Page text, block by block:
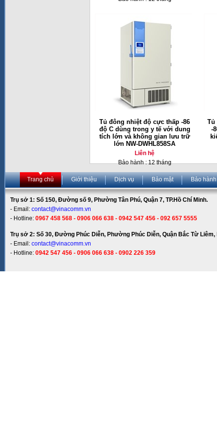
Tủ đông nhiệt độ cực thấp -86
độ C dùng trong y tế với dung
tích lớn và không gian lưu trữ
lớn NW-DWHL858SA
Liên hệ
Bảo hành : 12 tháng
Tủ
-
Trang chủ Giới thiệu Dịch vụ Bảo mật Bảo hành
Trụ sở 1: Số 150, Đường số 9, Phường Tân Phú, Quận 7, TP.Hồ Chí Minh.
- Email: contact@vinacomm.vn
- Hotline: 0967 458 568 - 0906 066 638 - 0942 547 456 - 092 657 5555
Trụ sở 2: Số 30, Đường Phúc Diễn, Phường Phúc Diễn, Quận Bắc Từ Liêm,
- Email: contact@vinacomm.vn
- Hotline: 0942 547 456 - 0906 066 638 - 0902 226 359